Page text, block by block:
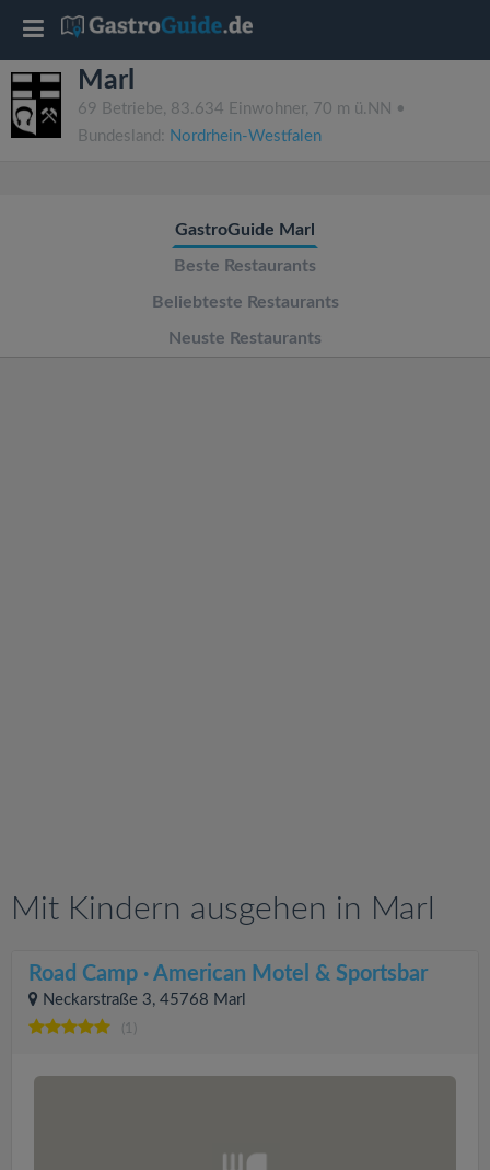
Marl
69 Betriebe, 83.634 Einwohner, 70 m ü.NN •
Bundesland: Nordrhein-Westfalen
GastroGuide Marl
Beste Restaurants
Beliebteste Restaurants
Neuste Restaurants
Mit Kindern ausgehen in Marl
Road Camp · American Motel & Sportsbar
Neckarstraße 3, 45768 Marl
(1)
T
o
g
n